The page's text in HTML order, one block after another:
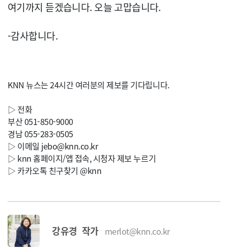
여기까지 듣겠습니다. 오늘 고맙습니다.
-감사합니다.
KNN 뉴스는 24시간 여러분의 제보를 기다립니다.
▷ 전화
부산 051-850-9000
경남 055-283-0505
▷ 이메일 jebo@knn.co.kr
▷ knn 홈페이지/앱 접속, 시청자 제보 누르기
▷ 카카오톡 친구찾기 @knn
강유경 작가 merlot@knn.co.kr